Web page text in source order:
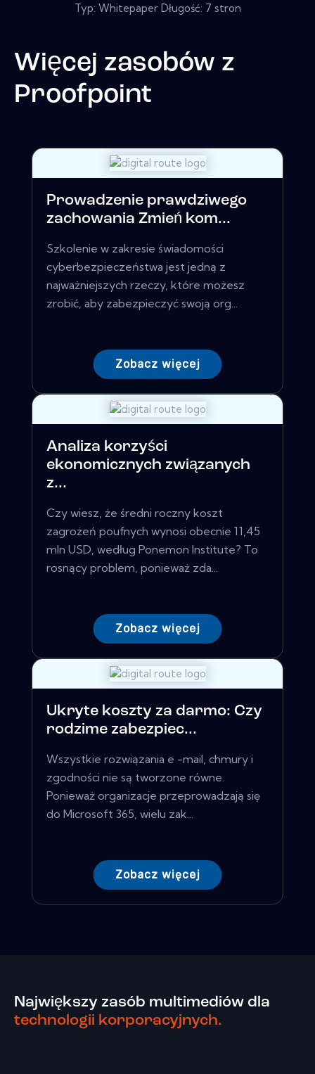
Typ: Whitepaper Długość: 7 stron
Więcej zasobów z
Proofpoint
Prowadzenie prawdziwego
zachowania Zmień kom...
Szkolenie w zakresie świadomości
cyberbezpieczeństwa jest jedną z
najważniejszych rzeczy, które możesz
zrobić, aby zabezpieczyć swoją org...
Zobacz więcej
Analiza korzyści
ekonomicznych związanych
z...
Czy wiesz, że średni roczny koszt
zagrożeń poufnych wynosi obecnie 11,45
mln USD, według Ponemon Institute? To
rosnący problem, ponieważ zda...
Zobacz więcej
Ukryte koszty za darmo: Czy
rodzime zabezpiec...
Wszystkie rozwiązania e -mail, chmury i
zgodności nie są tworzone równe.
Ponieważ organizacje przeprowadzają się
do Microsoft 365, wielu zak...
Zobacz więcej
Największy zasób multimediów dla
technologii korporacyjnych.